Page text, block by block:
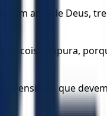
um anjo de Deus,
coisa impura,
ensine o que